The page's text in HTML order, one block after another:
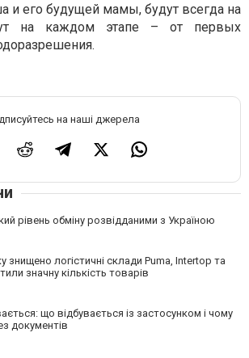
и его будущей мамы, будут всегда на
на каждом этапе – от первых
на наші джерела
рівень обміну розвідданими з Україною
знищено логістичні склади Puma, Intertop та
значну кількість товарів
що відбувається із застосунком і чому
документів